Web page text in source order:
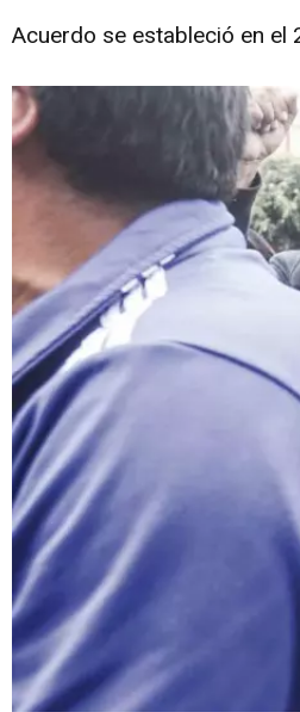
Acuerdo se estableció en el